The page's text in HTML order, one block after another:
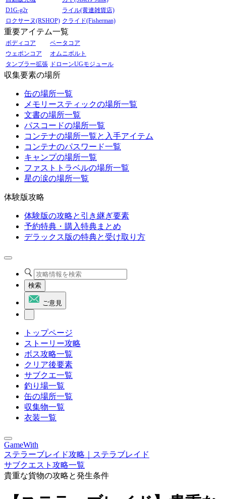
D1G-g2r
ライル(黄連雑貨店)
ロクサーヌ(RSHOP) クライド(Fisherman)
重要アイテム一覧
ボディコア
ベータコア
ウェポンコア
オムニボルト
タンブラー拡張 ドローンUGモジュール
収集要素の場所
缶の場所一覧
メモリースティックの場所一覧
文書の場所一覧
パスコードの場所一覧
コンテナの場所一覧と入手アイテム
コンテナのパスワード一覧
キャンプの場所一覧
ファストトラベルの場所一覧
星の涙の場所一覧
体験版攻略
体験版の攻略と引き継ぎ要素
予約特典・購入特典まとめ
デラックス版の特典と受け取り方
検索
ご意見
トップページ
ストーリー攻略
ボス攻略一覧
クリア後要素
サブクエ一覧
釣り場一覧
缶の場所一覧
収集物一覧
衣装一覧
GameWith
ステラーブレイド攻略｜ステラブレイド
サブクエスト攻略一覧
貴重な貨物の攻略と発生条件